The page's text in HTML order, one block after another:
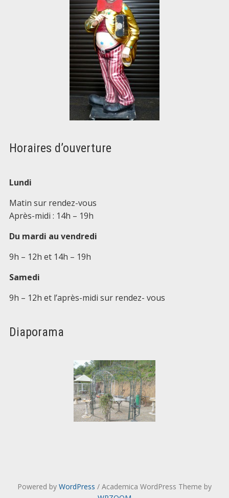
Horaires d’ouverture
Lundi
Matin sur rendez-vous
Après-midi : 14h – 19h
Du mardi au vendredi
9h – 12h et 14h – 19h
Samedi
9h – 12h et l’après-midi sur rendez- vous
Diaporama
Powered by WordPress / Academica WordPress Theme by